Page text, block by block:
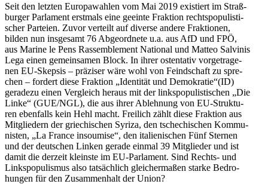
Seit den letzten Euro­pa­wah­len vom Mai 2019 exis­tiert im Straß­
bur­ger Par­la­ment erst­mals eine geeinte Frak­tion rechts­po­pu­lis­ti­
scher Par­teien. Zuvor ver­teilt auf diverse andere Frak­tio­nen,
bilden nun ins­ge­samt 76 Abge­ord­nete u.a. aus AfD und FPÖ,
aus Marine le Pens Ras­sem­ble­ment Natio­nal und Matteo Sal­vi­nis
Lega einen gemein­sa­men Block. In ihrer osten­ta­tiv vor­ge­tra­ge­
nen EU-Skepsis – prä­zi­ser wäre wohl von Feind­schaft zu spre­
chen – fordert diese Frak­tion „Iden­ti­tät und Demokratie“(ID)
gera­dezu einen Ver­gleich heraus mit der links­po­pu­lis­ti­schen „Die
Linke“ (GUE/​​NGL), die aus ihrer Ableh­nung von EU-Struk­­tu­
ren eben­falls kein Hehl macht. Frei­lich zählt diese Frak­tion aus
Mit­glie­dern der grie­chi­schen Syriza, den tsche­chi­schen Kom­mu­
nis­ten, „La France inso­u­mise“, den ita­lie­ni­schen Fünf Sternen
und der deut­schen Linken gerade einmal 39 Mit­glie­der und ist
damit die derzeit kleinste im EU-Par­la­ment. Sind Rechts- und
Links­po­pu­lis­mus also tat­säch­lich glei­cher­ma­ßen starke Bedro­
hun­gen für den Zusam­men­halt der Union?